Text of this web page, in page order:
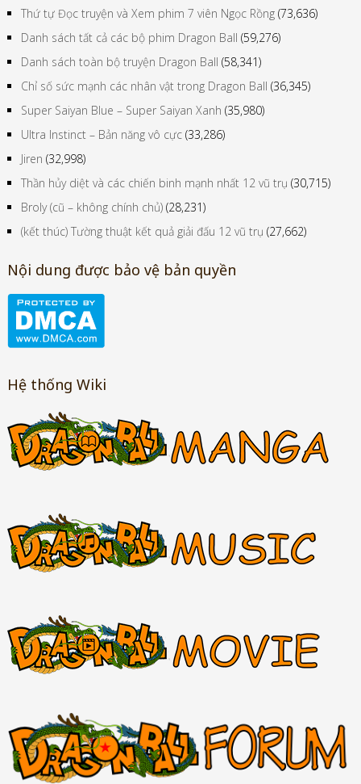
Thứ tự Đọc truyện và Xem phim 7 viên Ngọc Rồng (73,636)
Danh sách tất cả các bộ phim Dragon Ball (59,276)
Danh sách toàn bộ truyện Dragon Ball (58,341)
Chỉ số sức mạnh các nhân vật trong Dragon Ball (36,345)
Super Saiyan Blue – Super Saiyan Xanh (35,980)
Ultra Instinct – Bản năng vô cực (33,286)
Jiren (32,998)
Thần hủy diệt và các chiến binh mạnh nhất 12 vũ trụ (30,715)
Broly (cũ – không chính chủ) (28,231)
(kết thúc) Tường thuật kết quả giải đấu 12 vũ trụ (27,662)
Nội dung được bảo vệ bản quyền
Hệ thống Wiki